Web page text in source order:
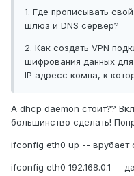
1. Где прописывать
шлюз и DNS сервер?
2. Как создать VPN
шифрования данных
IP адресс компа, к
А dhcp daemon стоит??
большинство сделать!
ifconfig eth0 up -- врубает
ifconfig eth0 192.168.0.1 --